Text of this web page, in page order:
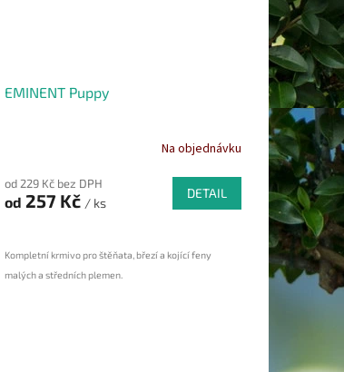
EMINENT Puppy
Na objednávku
od 229 Kč bez DPH
od 257 Kč / ks
DETAIL
Kompletní krmivo pro štěňata, březí a kojící feny
malých a středních plemen.